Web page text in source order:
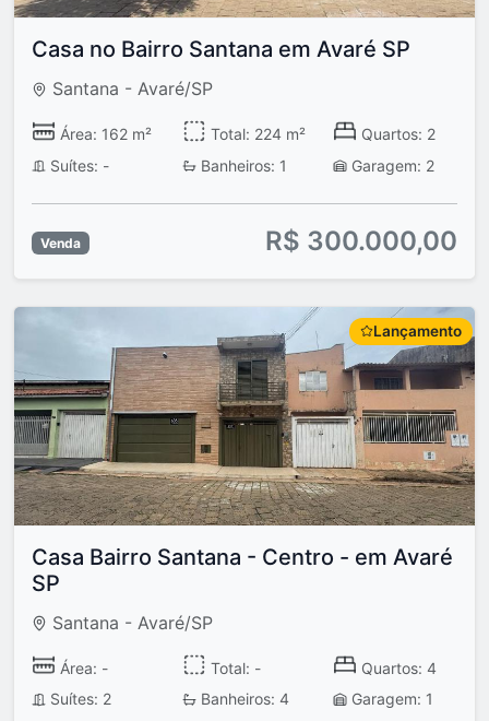
Casa no Bairro Santana em Avaré SP
Santana - Avaré/SP
Área: 162 m² Total: 224 m²
Quartos: 2
Suítes: -
Banheiros: 1 Garagem: 2
Venda R$ 300.000,00
Lançamento
Casa Bairro Santana - Centro - em Avaré
SP
Santana - Avaré/SP
Área: - Total: -
Quartos: 4
Suítes: 2
Banheiros: 4 Garagem: 1